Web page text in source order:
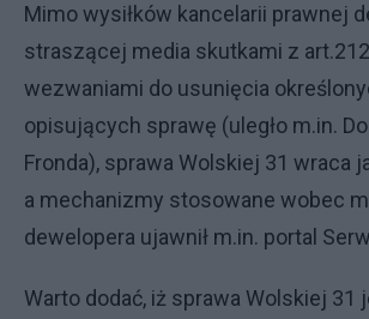
Mimo wysiłków kancelarii prawnej
straszącej media skutkami z
wezwaniami do usunięcia
opisujących sprawę (uległo m.in.
Fronda), sprawa Wolskiej 31 wraca
a mechanizmy stosowane wobec
dewelopera ujawnił m.in. portal
Warto dodać, iż sprawa Wolskiej 31